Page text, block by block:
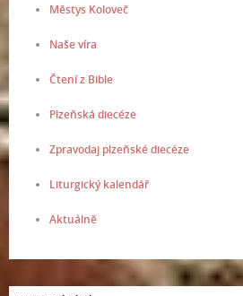
Městys Koloveč
Naše víra
Čtení z Bible
Plzeňská diecéze
Zpravodaj plzeňské diecéze
Liturgický kalendář
Aktuálně